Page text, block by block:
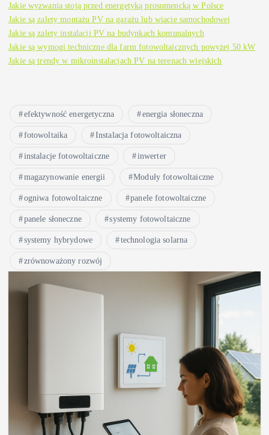
Jakie wyzwania stoją przed energetyką prosumencką w Polsce
Jakie są zalety montażu PV na garażu lub wiacie samochodowej
Jakie są zalety instalacji PV na budynkach komunalnych
Jakie są wymogi techniczne dla farm fotowoltaicznych powyżej 50 kW
Jakie są trendy w mikroinstalacjach PV na terenach wiejskich
efektywność energetyczna energia słoneczna
fotowoltaika Instalacja fotowoltaiczna
instalacje fotowoltaiczne inwerter
magazynowanie energii Moduły fotowoltaiczne
ogniwa fotowoltaiczne panele fotowoltaiczne
panele słoneczne systemy fotowoltaiczne
systemy hybrydowe technologia solarna
zrównoważony rozwój